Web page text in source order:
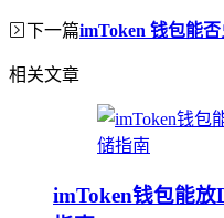
下一篇imToken 钱包能
相关文章
imToken钱包能放